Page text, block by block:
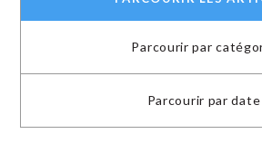
Parcourir par
Parcourir par date